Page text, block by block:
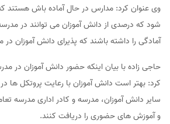
وی عنوان کرد: مدارس در حال آماده باش هستند که
شود که درصدی از دانش آموزان می توانند در
آمادگی را داشته باشند که پذیرای دانش آموزان در
حاجی زاده با بیان اینکه حضور دانش آموزان در
کرد: بهتر است دانش آموزان با رعایت پروتکل ها
سایر دانش آموزان، مدرسه و کادر اداری مدرسه
و آموزش های حضوری را دریافت کنند.